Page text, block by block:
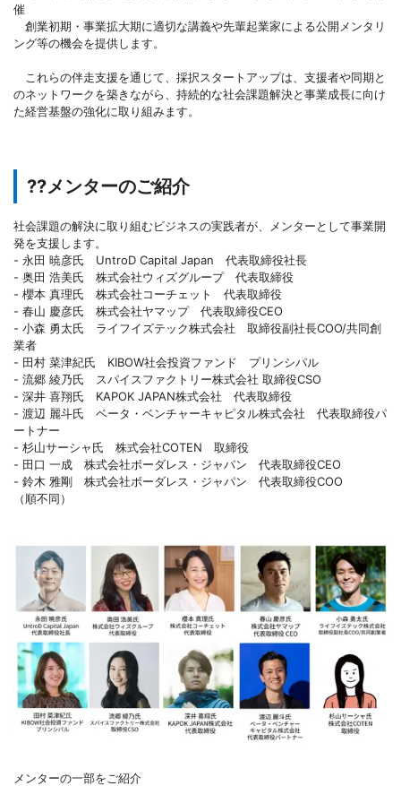
催
創業初期・事業拡大期に適切な講義や先輩起業家による公開メンタリ
ング等の機会を提供します。
これらの伴走支援を通じて、採択スタートアップは、支援者や同期と
のネットワークを築きながら、持続的な社会課題解決と事業成長に向け
た経営基盤の強化に取り組みます。
??メンターのご紹介
社会課題の解決に取り組むビジネスの実践者が、メンターとして事業開
発を支援します。
- 永田 暁彦氏 UntroD Capital Japan 代表取締役社長
- 奥田 浩美氏 株式会社ウィズグループ 代表取締役
- 櫻本 真理氏 株式会社コーチェット 代表取締役
- 春山 慶彦氏 株式会社ヤマップ 代表取締役CEO
- 小森 勇太氏 ライフイズテック株式会社 取締役副社長COO/共同創
業者
- 田村 菜津紀氏 KIBOW社会投資ファンド プリンシパル
- 流郷 綾乃氏 スパイスファクトリー株式会社 取締役CSO
- 深井 喜翔氏 KAPOK JAPAN株式会社 代表取締役
- 渡辺 麗斗氏 ベータ・ベンチャーキャピタル株式会社 代表取締役パ
ートナー
- 杉山サーシャ氏 株式会社COTEN 取締役
- 田口 一成 株式会社ボーダレス・ジャパン 代表取締役CEO
- 鈴木 雅剛 株式会社ボーダレス・ジャパン 代表取締役COO
（順不同）
メンターの一部をご紹介